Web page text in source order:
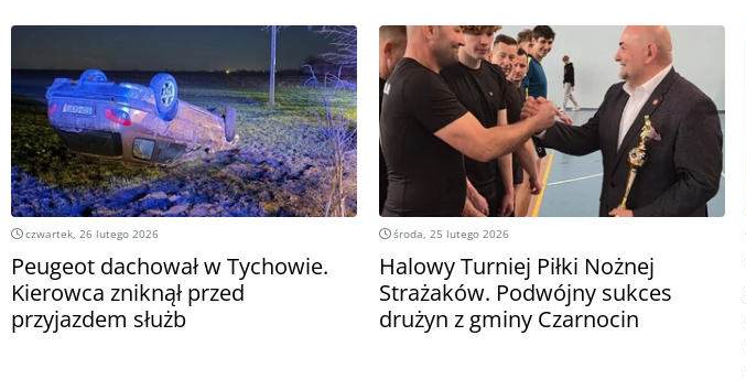
czwartek, 26 lutego 2026
Peugeot dachował w Tychowie.
Kierowca zniknął przed
przyjazdem służb
środa, 25 lutego 2026
Halowy Turniej Piłki Nożnej
Strażaków. Podwójny sukces
drużyn z gminy Czarnocin